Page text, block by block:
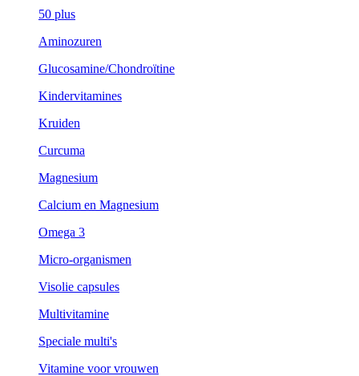
50 plus
Aminozuren
Glucosamine/Chondroïtine
Kindervitamines
Kruiden
Curcuma
Magnesium
Calcium en Magnesium
Omega 3
Micro-organismen
Visolie capsules
Multivitamine
Speciale multi's
Vitamine voor vrouwen